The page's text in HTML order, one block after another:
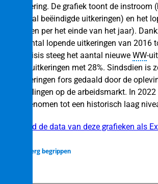
‑uitkering. De grafiek toont de
(het aantal beëindigde uitkeringen) en het
uitkeringen per het einde van het jaar).
is het aantal lopende uitkeringen van
coronacrisis steeg het aantal nieuwe WW
lopende uitkeringen met 28%. Sindsdien
‑uitkeringen fors gedaald door de
ontwikkelingen op de arbeidsmarkt. In
22% afgenomen tot een historisch laag
Download de data van deze grafieken als
Verberg begrippen